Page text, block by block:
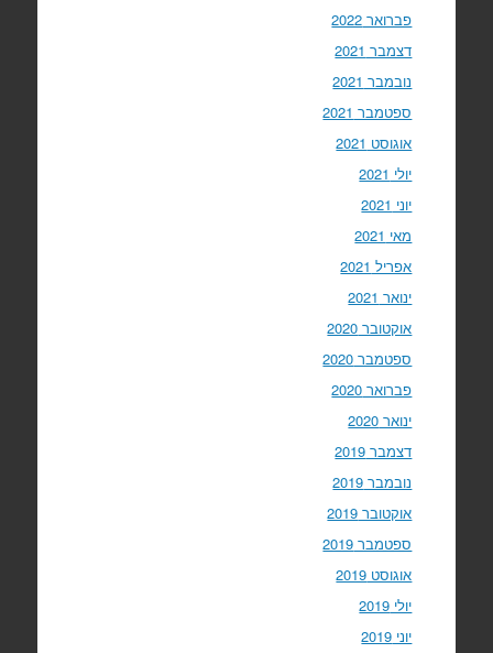
פברואר 2022
דצמבר 2021
נובמבר 2021
ספטמבר 2021
אוגוסט 2021
יולי 2021
יוני 2021
מאי 2021
אפריל 2021
ינואר 2021
אוקטובר 2020
ספטמבר 2020
פברואר 2020
ינואר 2020
דצמבר 2019
נובמבר 2019
אוקטובר 2019
ספטמבר 2019
אוגוסט 2019
יולי 2019
יוני 2019